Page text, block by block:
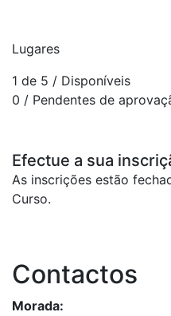
Lugares
1 de 5 / Disponíveis
0 / Pendentes de
Efectue a sua
As inscrições estão
Curso.
Contactos
Morada: